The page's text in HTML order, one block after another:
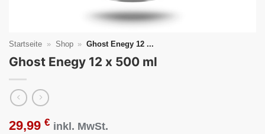
Startseite » Shop » Ghost Enegy 12 ...
Ghost Enegy 12 x 500 ml
29,99 € inkl. MwSt.